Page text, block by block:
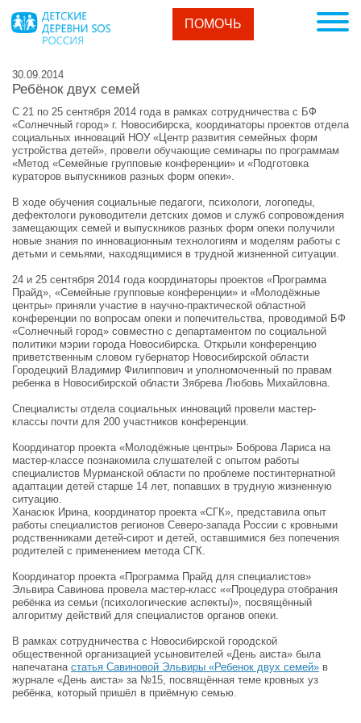
ПОМОЧЬ
30.09.2014
Ребёнок двух семей
С 21 по 25 сентября 2014 года в рамках сотрудничества с БФ
«Солнечный город» г. Новосибирска, координаторы проектов отдела
социальных инноваций НОУ «Центр развития семейных форм
устройства детей», провели обучающие семинары по программам
«Метод «Семейные групповые конференции» и «Подготовка
кураторов выпускников разных форм опеки».
В ходе обучения социальные педагоги, психологи, логопеды,
дефектологи руководители детских домов и служб сопровождения
замещающих семей и выпускников разных форм опеки получили
новые знания по инновационным технологиям и моделям работы с
детьми и семьями, находящимися в трудной жизненной ситуации.
24 и 25 сентября 2014 года координаторы проектов «Программа
Прайд», «Семейные групповые конференции» и «Молодёжные
центры» приняли участие в научно-практической областной
конференции по вопросам опеки и попечительства, проводимой БФ
«Солнечный город» совместно с департаментом по социальной
политики мэрии города Новосибирска. Открыли конференцию
приветственным словом губернатор Новосибирской области
Городецкий Владимир Филиппович и уполномоченный по правам
ребенка в Новосибирской области Зябрева Любовь Михайловна.
Специалисты отдела социальных инноваций провели мастер-
классы почти для 200 участников конференции.
Координатор проекта «Молодёжные центры» Боброва Лариса на
мастер-классе познакомила слушателей с опытом работы
специалистов Мурманской области по проблеме постинтернатной
адаптации детей старше 14 лет, попавших в трудную жизненную
ситуацию.
Ханасюк Ирина, координатор проекта «СГК», представила опыт
работы специалистов регионов Северо-запада России с кровными
родственниками детей-сирот и детей, оставшимися без попечения
родителей с применением метода СГК.
Координатор проекта «Программа Прайд для специалистов»
Эльвира Савинова провела мастер-класс ««Процедура отобрания
ребёнка из семьи (психологические аспекты)», посвящённый
алгоритму действий для специалистов органов опеки.
В рамках сотрудничества с Новосибирской городской
общественной организацией усыновителей «День аиста» была
напечатана статья Савиновой Эльвиры «Ребенок двух семей» в
журнале «День аиста» за №15, посвящённая теме кровных уз
ребёнка, который пришёл в приёмную семью.